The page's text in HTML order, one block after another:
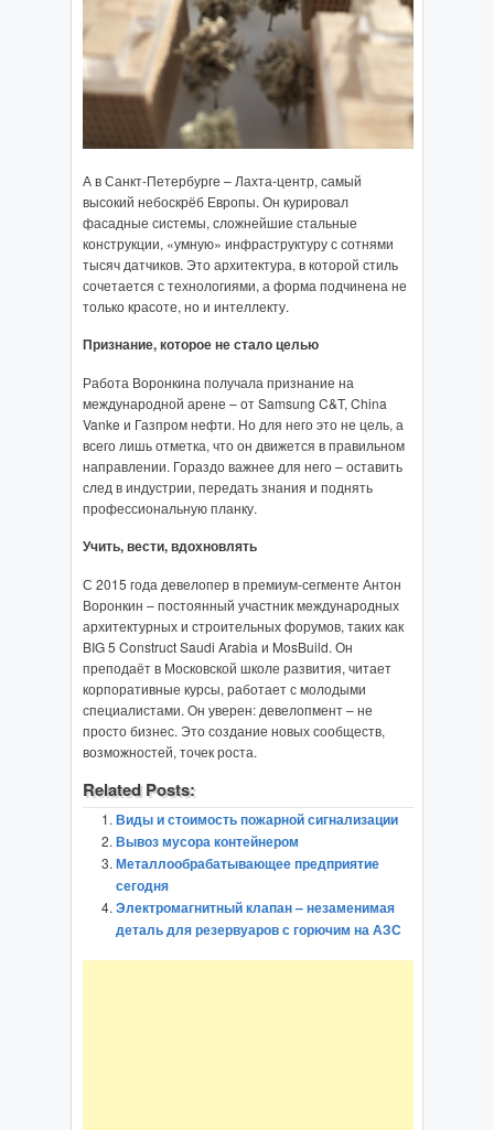
А в Санкт-Петербурге – Лахта-центр, самый
высокий небоскрёб Европы. Он курировал
фасадные системы, сложнейшие стальные
конструкции, «умную» инфраструктуру с сотнями
тысяч датчиков. Это архитектура, в которой стиль
сочетается с технологиями, а форма подчинена не
только красоте, но и интеллекту.
Признание, которое не стало целью
Работа Воронкина получала признание на
международной арене – от Samsung C&T, China
Vanke и Газпром нефти. Но для него это не цель, а
всего лишь отметка, что он движется в правильном
направлении. Гораздо важнее для него – оставить
след в индустрии, передать знания и поднять
профессиональную планку.
Учить, вести, вдохновлять
С 2015 года девелопер в премиум-сегменте Антон
Воронкин – постоянный участник международных
архитектурных и строительных форумов, таких как
BIG 5 Construct Saudi Arabia и MosBuild. Он
преподаёт в Московской школе развития, читает
корпоративные курсы, работает с молодыми
специалистами. Он уверен: девелопмент – не
просто бизнес. Это создание новых сообществ,
возможностей, точек роста.
Related Posts:
Виды и стоимость пожарной сигнализации
Вывоз мусора контейнером
Металлообрабатывающее предприятие
сегодня
Электромагнитный клапан – незаменимая
деталь для резервуаров с горючим на АЗС